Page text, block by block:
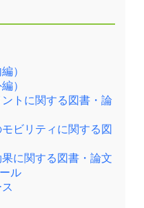
クを行政の管
必要なサービス
を経て、2025
ター内の全て
れ、バスと
が完了しまし
は運賃（初乗
決済の導入が
している交通
れ以外の分担
います。具体
環状路線で最
給すること、平
ら400m以内の
サービ
オンデマンド
などを掲げ
りいただいた
す。・JCOMM
す。
）
）
トに関する図書・論
ビリティに関する図
に関する図書・論文
ル